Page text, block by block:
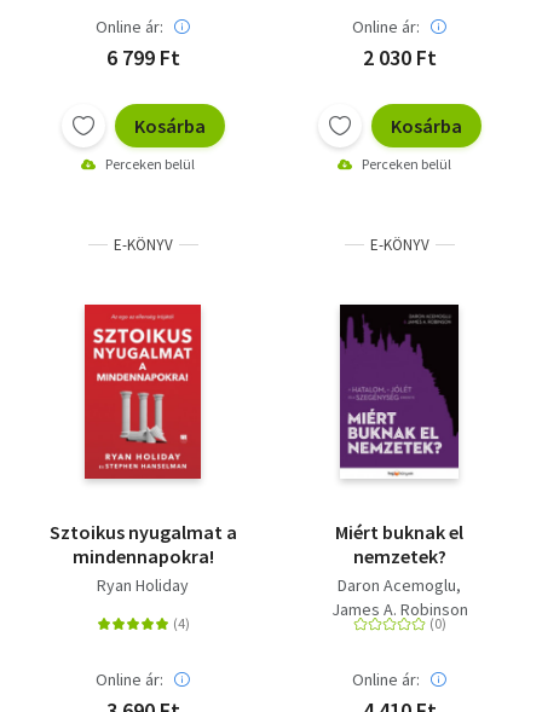
Online ár:
6 799 Ft
Kosárba
Perceken belül
Online ár:
2 030 Ft
Kosárba
Perceken belül
E-KÖNYV
Sztoikus nyugalmat a
mindennapokra!
Ryan Holiday
Online ár:
E-KÖNYV
Miért buknak el
nemzetek?
Daron Acemoglu
James A. Robinson
Online ár: